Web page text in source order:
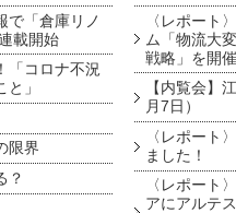
で「倉庫リノ
載開始
「コロナ不況
」
限界
？
〈レポート
ム「物流大
戦略」を開
【内覧会】
月7日）
〈レポート
ました！
〈レポート
アにアルテ